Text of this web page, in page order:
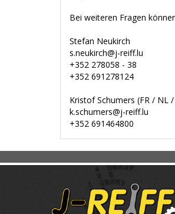
Bei weiteren Fragen
Stefan Neukirch
s.neukirch@j-reiff.lu
+352 278058 - 38
+352 691278124
Kristof Schumers (FR / NL /
k.schumers@j-reiff.lu
+352 691464800